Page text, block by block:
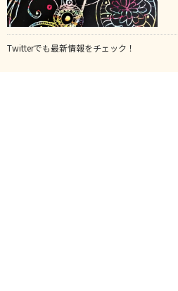
Twitterでも最新情報をチェック！